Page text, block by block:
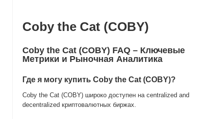
Coby the Cat (COBY)
Coby the Cat (COBY) FAQ – Ключевые
Метрики и Рыночная Аналитика
Где я могу купить Coby the Cat (COBY)?
Coby the Cat (COBY) широко доступен на centralized and
decentralized криптовалютных биржах.